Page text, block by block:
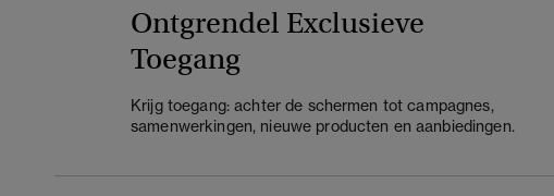
Ontgrendel Exclusieve
Toegang
Krijg toegang: achter de schermen tot campagnes,
samenwerkingen, nieuwe producten en aanbiedingen.